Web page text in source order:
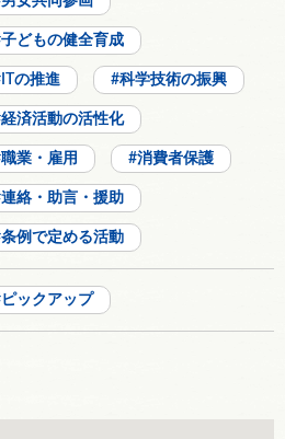
子どもの健全育成
ITの推進 科学技術の振興
経済活動の活性化
職業・雇用 消費者保護
連絡・助言・援助
条例で定める活動
ピックアップ